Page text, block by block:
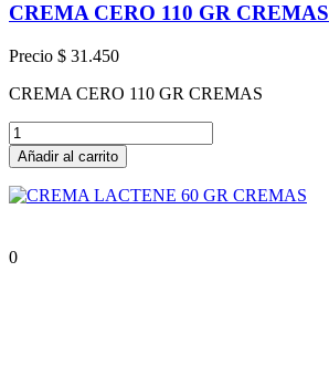
CREMA CERO 110 GR CREMAS
Precio $ 31.450
CREMA CERO 110 GR CREMAS
Añadir al carrito
0